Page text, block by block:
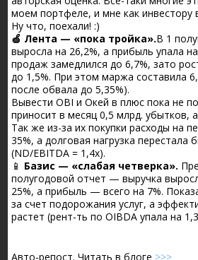
моем портфеле, и мне как инвестору
Ну что, поехали! :)
🍏 Лента — «пока тройка».В 1
выросла на 26,2%, а прибыль упала
продаж замедлился до 6,7%, зато
до 1,5%. При этом маржа составила
после обвала до 5,35%).
Вывести OBI и Окей в плюс пока не
приносит в месяц 0,5 млрд. убытков,
Так же из-за их покупки расходы на
35%, а долговая нагрузка
(ND/EBITDA = 1,4х).
📱 Базис — «слабая четверка».
полугодовой отчет — выручка
25%, а прибыль — всего на 7%.
за счет подорожания услуг, а
растет (рент-ть по OIBDA упала на
Авто-репост. Читать в блоге >>>